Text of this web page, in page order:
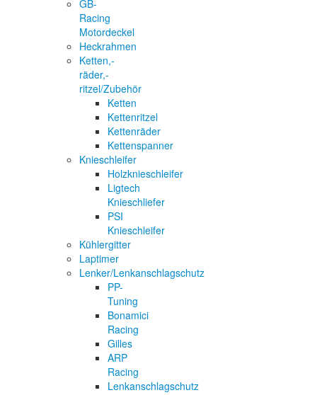
GB-
Racing
Motordeckel
Heckrahmen
Ketten,-
räder,-
ritzel/Zubehör
Ketten
Kettenritzel
Kettenräder
Kettenspanner
Knieschleifer
Holzknieschleifer
Ligtech
Knieschliefer
PSI
Knieschleifer
Kühlergitter
Laptimer
Lenker/Lenkanschlagschutz
PP-
Tuning
Bonamici
Racing
Gilles
ARP
Racing
Lenkanschlagschutz